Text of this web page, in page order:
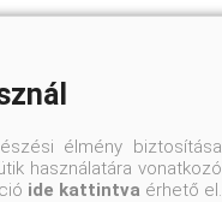
élmény biztosítása
használatára vonatkozó
ide kattintva érhető el.